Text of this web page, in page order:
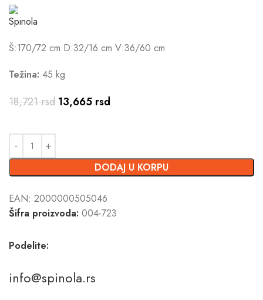
Š:170/72 cm D:32/16 cm V:36/60 cm
Težina: 45 kg
18,721rsd 13,665 rsd
DODAJ U KORPU
EAN: 2000000505046
Šifra proizvoda: 004-723
Podelite:
info@spinola.rs